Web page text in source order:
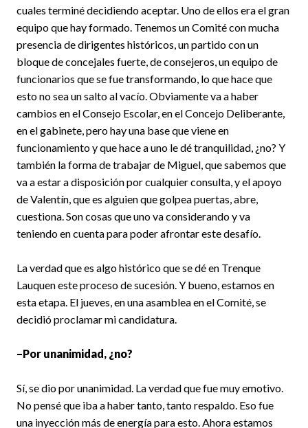
cuales terminé decidiendo aceptar. Uno de ellos era el gran
equipo que hay formado. Tenemos un Comité con mucha
presencia de dirigentes históricos, un partido con un
bloque de concejales fuerte, de consejeros, un equipo de
funcionarios que se fue transformando, lo que hace que
esto no sea un salto al vacío. Obviamente va a haber
cambios en el Consejo Escolar, en el Concejo Deliberante,
en el gabinete, pero hay una base que viene en
funcionamiento y que hace a uno le dé tranquilidad, ¿no? Y
también la forma de trabajar de Miguel, que sabemos que
va a estar a disposición por cualquier consulta, y el apoyo
de Valentín, que es alguien que golpea puertas, abre,
cuestiona. Son cosas que uno va considerando y va
teniendo en cuenta para poder afrontar este desafío.
La verdad que es algo histórico que se dé en Trenque
Lauquen este proceso de sucesión. Y bueno, estamos en
esta etapa. El jueves, en una asamblea en el Comité, se
decidió proclamar mi candidatura.
–Por unanimidad, ¿no?
Sí, se dio por unanimidad. La verdad que fue muy emotivo.
No pensé que iba a haber tanto, tanto respaldo. Eso fue
una inyección más de energía para esto. Ahora estamos